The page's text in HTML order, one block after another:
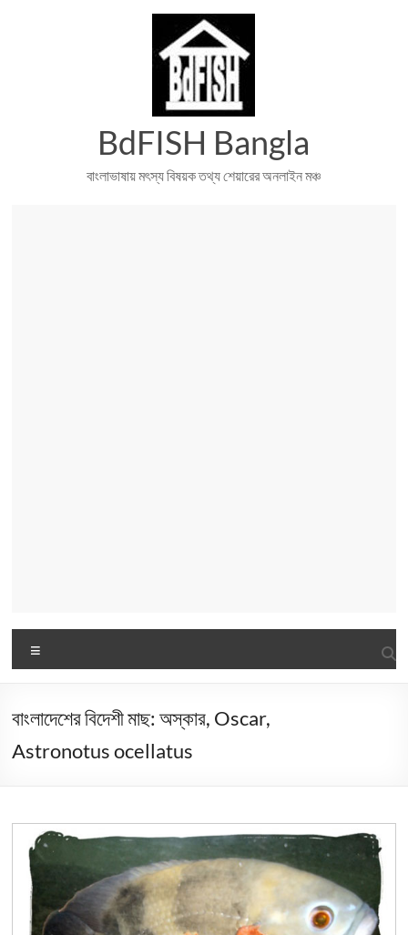
BdFISH Bangla
বাংলাভাষায় মৎস্য বিষয়ক তথ্য শেয়ারের অনলাইন মঞ্চ
বাংলাদেশের বিদেশী মাছ: অস্কার, Oscar,
Astronotus ocellatus